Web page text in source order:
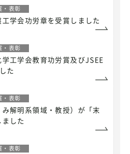
・表彰
学会功労章を受賞しました
・表彰
工学会教育功労賞及びJSEE
た
・表彰
解明系領域・教授）が「末
した
・表彰